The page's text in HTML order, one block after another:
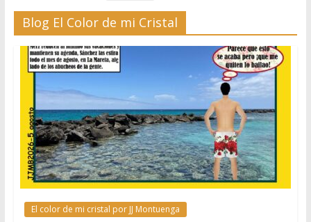
Blog El Color de mi Cristal
El color de mi cristal por JJ Montuenga